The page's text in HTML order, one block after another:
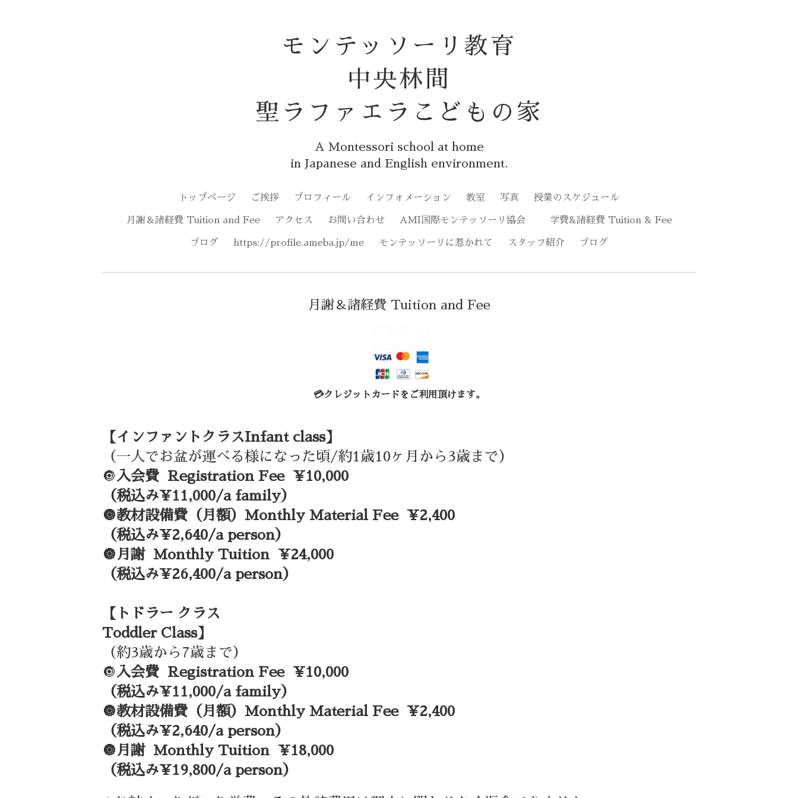
モンテッソーリ教育
中央林間
聖ラファエラこどもの家
A Montessori school at home
in Japanese and English environment.
トップページ ご挨拶 プロフィール インフォメーション 教室 写真 授業のスケジュール
月謝＆諸経費 Tuition and Fee アクセス お問い合わせ AMI国際モンテッソーリ協会 学費&諸経費 Tuition & Fee
ブログ https://profile.ameba.jp/me モンテッソーリに惹かれて スタッフ紹介 ブログ
月謝＆諸経費 Tuition and Fee
💳クレジットカードをご利用頂けます。
【インファントクラスInfant class】
（一人でお盆が運べる様になった頃/約1歳10ヶ月から3歳まで）
🔘 入会費 Registration Fee ¥10,000
（税込み¥11,000/a family）
🔘教材設備費（月額）Monthly Material Fee ¥2,400
（税込み¥2,640/a person）
🔘月謝 Monthly Tuition ¥24,000
（税込み¥26,400/a person）
【トドラー クラス
Toddler Class】
（約3歳から7歳まで）
🔘 入会費 Registration Fee ¥10,000
（税込み¥11,000/a family）
🔘教材設備費（月額）Monthly Material Fee ¥2,400
（税込み¥2,640/a person）
🔘月謝 Monthly Tuition ¥18,000
（税込み¥19,800/a person）